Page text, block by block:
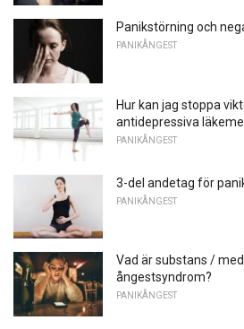
Panikstörning och
PANIKÅNGEST
Hur kan jag stoppa
antidepressiva
PANIKÅNGEST
3-del andetag för
PANIKÅNGEST
Vad är substans /
ångestsyndrom?
PANIKÅNGEST